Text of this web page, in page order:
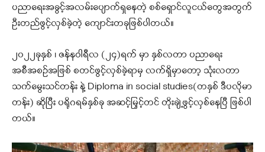
ပညာရေးအခွင့်အလမ်းပျောက်ရှနေတဲ့ စစ်ရှောင်လူငယ်တွေအတွက်
ဦးတည်ဖွင့်လှစ်ခဲ့တဲ့ ကျောင်းတခုဖြစ်ပါတယ်။
၂၀၂၂ခုနှစ် ၊ ဇန်နဝါရီလ (၂၄)ရက် မှာ နှစ်လတာ ပညာရေး
အစီအစဉ်အဖြစ် စတင်ဖွင့်လှစ်ခဲ့ရာမှ လက်ရှိမှာတော့ သုံးလတာ
သက်မွေးသင်တန်း နဲ့ Diploma in social studies(တနှစ် ဒီပလိုမာ
တန်း) ဆိုပြီး ပရိုဂရမ်နှစ်ခု အဆင့်မြှင့်တင် တိုးချဲ့ဖွင့်လှစ်နေပြီ ဖြစ်ပါ
တယ်။